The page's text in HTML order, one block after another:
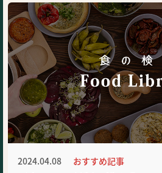
2024.04.08 おすすめ記事